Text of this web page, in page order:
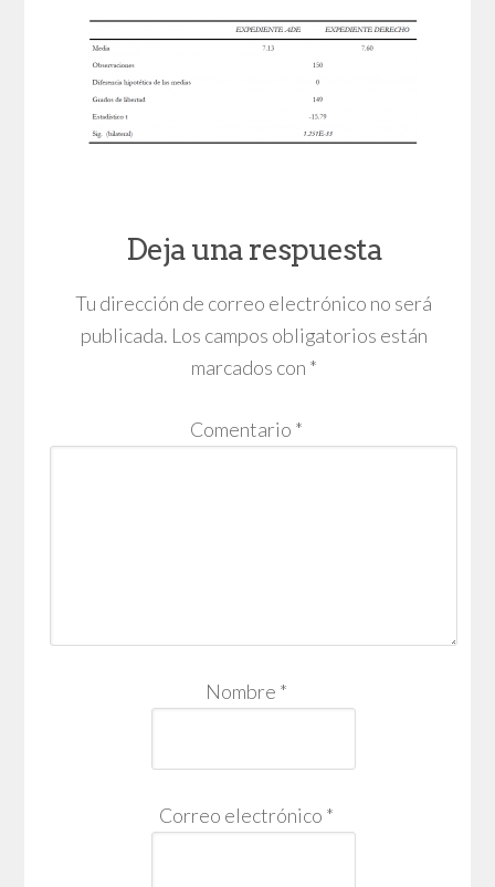
Deja una respuesta
Tu dirección de correo electrónico no será
publicada. Los campos obligatorios están
marcados con *
Comentario *
Nombre *
Correo electrónico *